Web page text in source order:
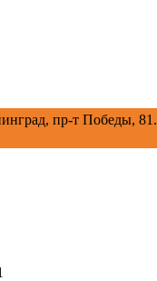
пр-т Победы, 81.